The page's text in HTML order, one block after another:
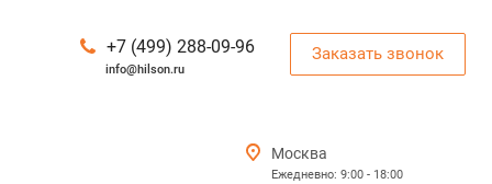
+7 (499) 288-09-96
info@hilson.ru
Заказать звонок
Москва
Ежедневно: 9:00 - 18:00